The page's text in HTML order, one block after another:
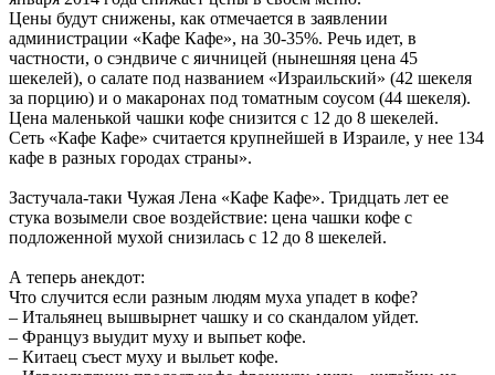
Цены будут снижены, как отмечается в заявлении
администрации «Кафе Кафе», на 30-35%. Речь идет, в
частности, о сэндвиче с яичницей (нынешняя цена 45
шекелей), о салате под названием «Израильский» (42 шекеля
за порцию) и о макаронах под томатным соусом (44 шекеля).
Цена маленькой чашки кофе снизится с 12 до 8 шекелей.
Сеть «Кафе Кафе» считается крупнейшей в Израиле, у нее 134
кафе в разных городах страны».
Застучала-таки Чужая Лена «Кафе Кафе». Тридцать лет ее
стука возымели свое воздействие: цена чашки кофе с
подложенной мухой снизилась с 12 до 8 шекелей.
А теперь анекдот:
Что случится если разным людям муха упадет в кофе?
– Итальянец вышвырнет чашку и со скандалом уйдет.
– Француз выудит муху и выпьет кофе.
– Китаец съест муху и выльет кофе.